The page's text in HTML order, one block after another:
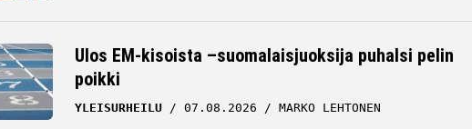
Ulos EM-kisoista –suomalaisjuoksija puhalsi pelin
poikki
YLEISURHEILU 07.08.2026 MARKO LEHTONEN